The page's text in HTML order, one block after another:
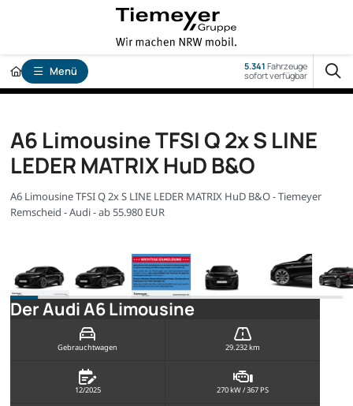
Menü 5.341 Fahrzeuge
sofort verfügbar
A6 Limousine TFSI Q 2x S LINE
LEDER MATRIX HuD B&O
A6 Limousine TFSI Q 2x S LINE LEDER MATRIX HuD B&O - Tiemeyer
Remscheid - Audi - ab 55.980 EUR
Der Audi A6 Limousine
Gebrauchtwagen 29.232 km
12/2025 270 kW / 367 PS